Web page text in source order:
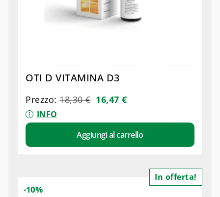
OTI D VITAMINA D3
Prezzo:18,30€ 16,47€
INFO
Aggiungi al carrello
In offerta!
-10%